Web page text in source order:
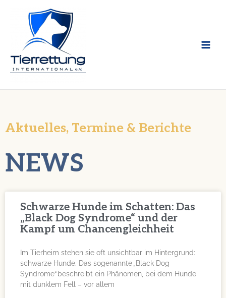
Aktuelles, Termine & Berichte
NEWS
Schwarze Hunde im Schatten: Das
„Black Dog Syndrome“ und der
Kampf um Chancengleichheit
Im Tierheim stehen sie oft unsichtbar im Hintergrund:
schwarze Hunde. Das sogenannte „Black Dog
Syndrome“ beschreibt ein Phänomen, bei dem Hunde
mit dunklem Fell – vor allem